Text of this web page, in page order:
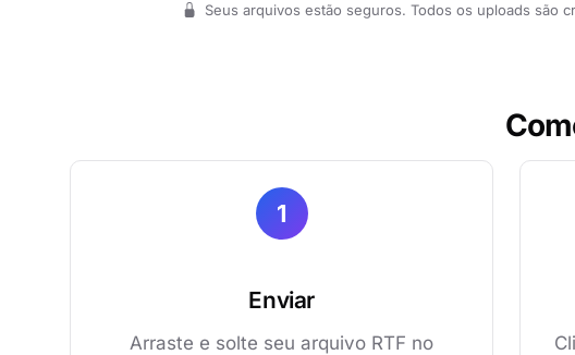
Seus arquivos estão seguros. Todos os uploads são
1
Enviar
Arraste e solte seu arquivo RTF no